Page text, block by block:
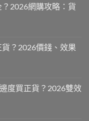
2026網購攻略：貨
？2026價錢、效果
度買正貨？2026雙效